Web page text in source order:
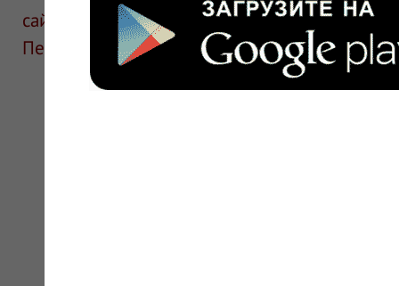
сайте для ознакомления и не является
Перед применением необходима